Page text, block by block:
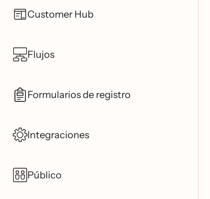
Customer Hub
Flujos
Formularios de registro
Integraciones
Público